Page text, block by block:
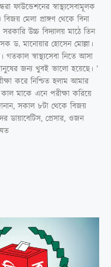
ফাউন্ডেশনের স্বাস্থ্যসেবামূলক
মেলা প্রাঙ্গণ থেকে বিনা
উচ্চ বিদ্যালয় মাঠে তিন
ড. মানোয়ার হোসেন মোল্লা।
গতকাল স্বাস্থ্যসেবা নিতে আসা
জন্য খুবই ভালো হয়েছে। ’
করে নিশ্চিত হলাম আমার
কাল মাকে এনে পরীক্ষা করিয়ে
সকাল ৮টা থেকে বিজয়
ডায়াবেটিস, প্রেসার, ওজন